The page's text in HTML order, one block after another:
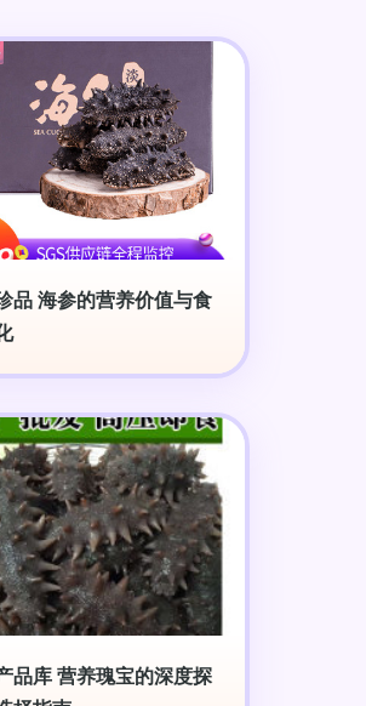
品 海参的营养价值与食
品库 营养瑰宝的深度探